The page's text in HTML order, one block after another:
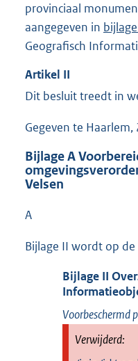
provinciaal
aangegeven in
Geografisch
Artikel II
Dit besluit treedt in
Gegeven te
BijlageA
Velsen
A
Bijlage II wordt op
Bijlage II
Voorbeschermd